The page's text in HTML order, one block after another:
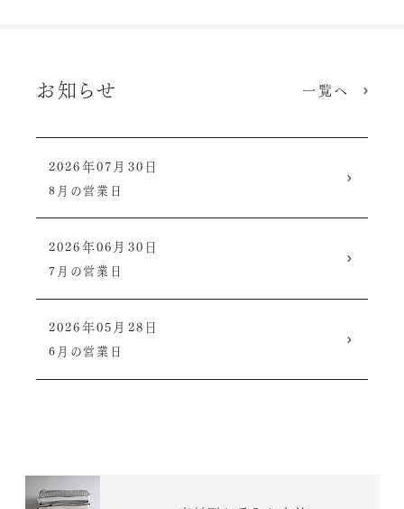
お知らせ 一覧へ
2026年07月30日
8月の営業日
2026年06月30日
7月の営業日
2026年05月28日
6月の営業日